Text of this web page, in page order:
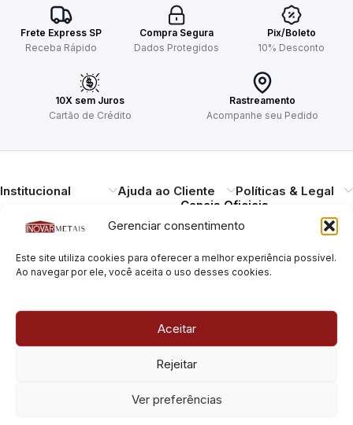
Gerenciar consentimento
Este site utiliza cookies para oferecer a melhor experiência possível.
Ao navegar por ele, você aceita o uso desses cookies.
Aceitar
Rejeitar
Ver preferências
Frete Express SP
Receba Rápido
Compra Segura
Dados Protegidos
Pix/Boleto
10% Desconto
10X sem Juros
Cartão de Crédito
Rastreamento
Acompanhe seu Pedido
Institucional Ajuda ao Cliente Políticas & Legal
Entregando qualidade,
durabilidade e design.
Estamos à disposição.
São Paulo/SP – CEP: 05424-
São Paulo/SP – CEP: 05424-
Canais Oficiais
Pague com Segurança